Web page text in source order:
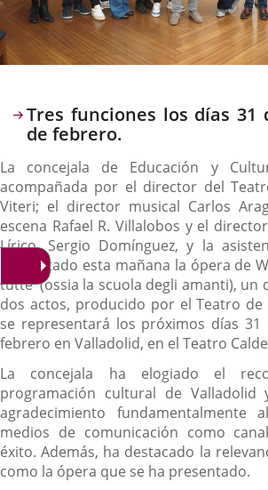
Descripción
Tres funciones los días 31
de febrero.
La concejala de Educación y
acompañada por el director del
Viteri; el director musical Carlos
escena Rafael R. Villalobos y el
Lírico, Sergio Domínguez, y la
presentado esta mañana la ópera de
tutte’ (ossia la scuola degli amanti), un
dos actos, producido por el Teatro de
se representará los próximos días
febrero en Valladolid, en el Teatro
La concejala ha elogiado el
programación cultural de
agradecimiento
medios de comunicación como
éxito. Además, ha destacado la
como la ópera que se ha presentado.